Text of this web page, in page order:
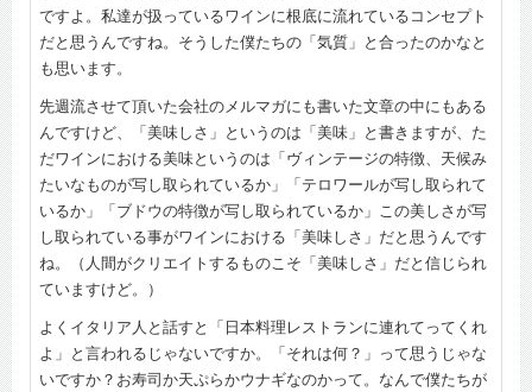
ですよ。私達が扱っているワインに根底に流れているコンセプト
だと思うんですね。そうした僕たちの「気質」と合ったのかなと
も思います。
先週流させて頂いた会社のメルマガにも書いた文章の中にもある
んですけど、「美味しさ」というのは「美味」と書きますが、た
だワインにおける美味というのは「ヴィンテージの特徴、天候み
たいなものが写し取られているか」「テロワールが写し取られて
いるか」「ブドウの特徴が写し取られているか」この美しさが写
し取られている事がワインにおける「美味しさ」だと思うんです
ね。（人間がクリエイトするものこそ「美味しさ」だと信じられ
ていますけど。）
よくイタリア人と話すと「日本料理レストランに連れてってくれ
よ」と言われるじゃないですか。「それは何？」って思うじゃな
いですか？お寿司か天ぷらかウナギなのかって。なんで僕たちが